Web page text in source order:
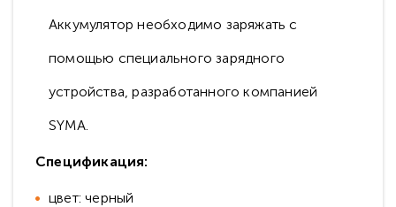
Аккумулятор необходимо заряжать с
помощью специального зарядного
устройства, разработанного компанией
SYMA.
Спецификация:
цвет: черный